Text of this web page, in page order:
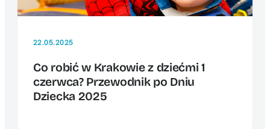
22.05.2025
Co robić w Krakowie z dziećmi 1
czerwca? Przewodnik po Dniu
Dziecka 2025